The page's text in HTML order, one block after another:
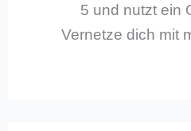
5 und nutzt ein
Vernetze dich mit